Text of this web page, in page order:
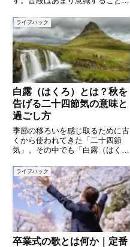
歴史や意味を持つ記念日がいくつ
も存在します。たとえば「サンド
イッチデー」や「青函トンネル開
業記念日」など、食べ物や交通、
ライフハック
白露（はくろ）とは？秋を
告げる二十四節気の意味と
過ごし方
季節の移ろいを感じ取るために古
くから使われてきた「二十四節
気」。その中でも「白露（はく
深まりを感じさせる重要な節目で
す。草花に朝露が宿り、夜には肌
寒さを感じるようになるこの時期
は、日本人の生活や文化にさまざ
まな
ライフハック
卒業式の歌とは何か｜定番